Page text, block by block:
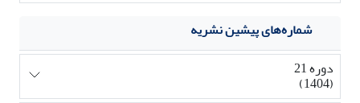
شماره‌های پیشین نشریه
دوره 21
(1404)